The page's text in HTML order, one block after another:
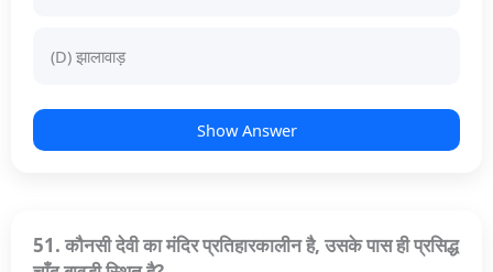
(D) झालावाड़
Show Answer
51. कौनसी देवी का मंदिर प्रतिहारकालीन है, उसके पास ही प्रसिद्ध